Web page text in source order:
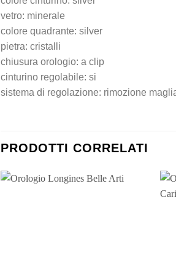
vetro: minerale
colore quadrante: silver
pietra: cristalli
chiusura orologio: a clip
cinturino regolabile: si
sistema di regolazione: rimozione
PRODOTTI CORRELATI